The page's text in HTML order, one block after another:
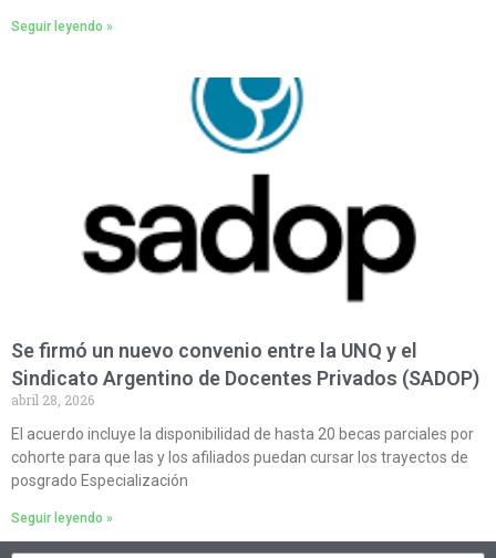
Seguir leyendo »
Se firmó un nuevo convenio entre la UNQ y el
Sindicato Argentino de Docentes Privados (SADOP)
abril 28, 2026
El acuerdo incluye la disponibilidad de hasta 20 becas parciales por
cohorte para que las y los afiliados puedan cursar los trayectos de
posgrado Especialización
Seguir leyendo »